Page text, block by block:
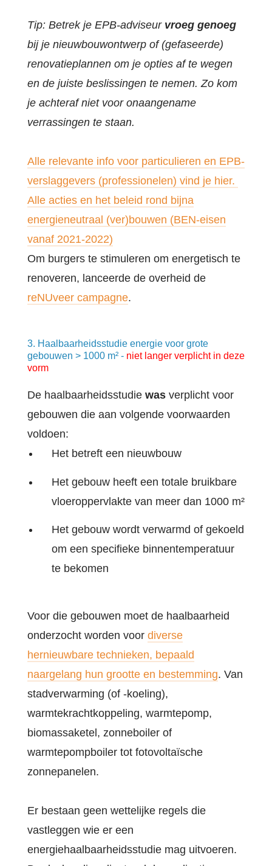
Tip: Betrek je EPB-adviseur vroeg genoeg
bij je nieuwbouwontwerp of (gefaseerde)
renovatieplannen om je opties af te wegen
en de juiste beslissingen te nemen. Zo kom
je achteraf niet voor onaangename
verrassingen te staan.
Alle relevante info voor particulieren en EPB-
verslaggevers (professionelen) vind je hier.
Alle acties en het beleid rond bijna
energieneutraal (ver)bouwen (BEN-eisen
vanaf 2021-2022)
Om burgers te stimuleren om energetisch te
renoveren, lanceerde de overheid de
reNUveer campagne.
3. Haalbaarheidsstudie energie voor grote
gebouwen > 1000 m² - niet langer verplicht in deze
vorm
De haalbaarheidsstudie wasverplicht voor
gebouwen die aan volgende voorwaarden
voldoen:
Het betreft een nieuwbouw
Het gebouw heeft een totale bruikbare
vloeroppervlakte van meer dan 1000 m²
Het gebouw wordt verwarmd of gekoeld
om een specifieke binnentemperatuur
te bekomen
Voor die gebouwen moet de haalbaarheid
onderzocht worden voor diverse
hernieuwbare technieken, bepaald
naargelang hun grootte en bestemming. Van
stadverwarming (of -koeling),
warmtekrachtkoppeling, warmtepomp,
biomassaketel, zonneboiler of
warmtepompboiler tot fotovoltaïsche
zonnepanelen.
Er bestaan geen wettelijke regels die
vastleggen wie er een
energiehaalbaarheidsstudie mag uitvoeren.